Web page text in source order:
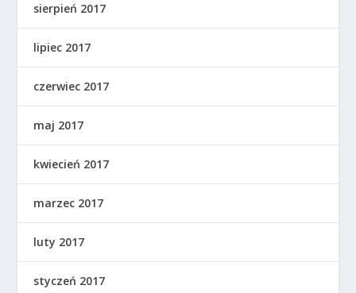
sierpień 2017
lipiec 2017
czerwiec 2017
maj 2017
kwiecień 2017
marzec 2017
luty 2017
styczeń 2017